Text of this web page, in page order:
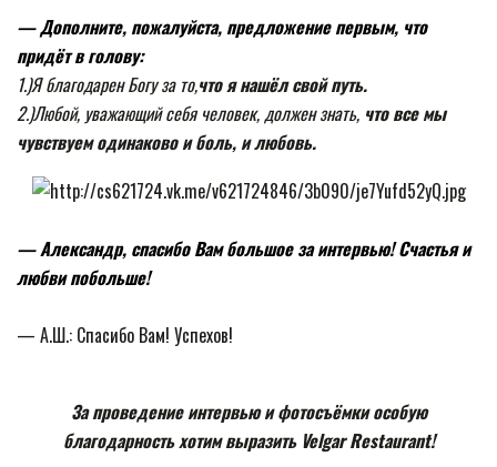
— Дополните, пожалуйста, предложение первым, что
придёт в голову:
1.)Я благодарен Богу за то,что я нашёл свой путь.
2.)Любой, уважающий себя человек, должен знать, что все мы
чувствуем одинаково и боль, и любовь.
— Александр, спасибо Вам большое за интервью! Счастья и
любви побольше!
— А.Ш.: Спасибо Вам! Успехов!
За проведение интервью и фотосъёмки особую
благодарность хотим выразить Velgar Restaurant!